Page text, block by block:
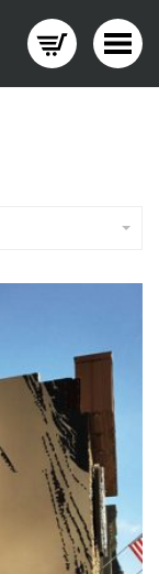
Menü wechseln